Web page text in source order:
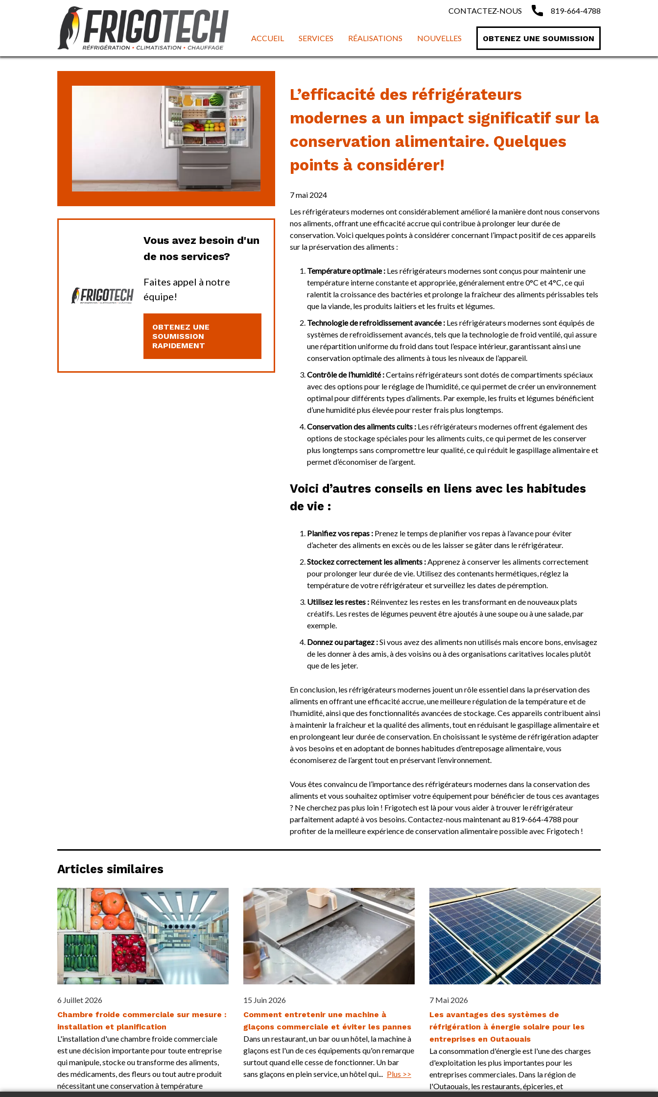
CONTACTEZ-NOUS 819-664-4788
ACCUEIL SERVICES RÉALISATIONS NOUVELLES OBTENEZ UNE SOUMISSION
Vous avez besoin d'un
de nos services?
Faites appel à notre
équipe!
OBTENEZ UNE
SOUMISSION
RAPIDEMENT
L’efficacité des réfrigérateurs
modernes a un impact significatif sur la
conservation alimentaire. Quelques
points à considérer!
7 mai 2024
Les réfrigérateurs modernes ont considérablement amélioré la manière dont nous conservons
nos aliments, offrant une efficacité accrue qui contribue à prolonger leur durée de
conservation. Voici quelques points à considérer concernant l’impact positif de ces appareils
sur la préservation des aliments :
Température optimale : Les réfrigérateurs modernes sont conçus pour maintenir une
température interne constante et appropriée, généralement entre 0°C et 4°C, ce qui
ralentit la croissance des bactéries et prolonge la fraîcheur des aliments périssables tels
que la viande, les produits laitiers et les fruits et légumes.
Technologie de refroidissement avancée : Les réfrigérateurs modernes sont équipés de
systèmes de refroidissement avancés, tels que la technologie de froid ventilé, qui assure
une répartition uniforme du froid dans tout l’espace intérieur, garantissant ainsi une
conservation optimale des aliments à tous les niveaux de l’appareil.
Contrôle de l’humidité :Certains réfrigérateurs sont dotés de compartiments spéciaux
avec des options pour le réglage de l’humidité, ce qui permet de créer un environnement
optimal pour différents types d’aliments. Par exemple, les fruits et légumes bénéficient
d’une humidité plus élevée pour rester frais plus longtemps.
Conservation des aliments cuits : Les réfrigérateurs modernes offrent également des
options de stockage spéciales pour les aliments cuits, ce qui permet de les conserver
plus longtemps sans compromettre leur qualité, ce qui réduit le gaspillage alimentaire et
permet d’économiser de l’argent.
Voici d’autres conseils en liens avec les habitudes
de vie :
Planifiez vos repas : Prenez le temps de planifier vos repas à l’avance pour éviter
d’acheter des aliments en excès ou de les laisser se gâter dans le réfrigérateur.
Stockez correctement les aliments :Apprenez à conserver les aliments correctement
pour prolonger leur durée de vie. Utilisez des contenants hermétiques, réglez la
température de votre réfrigérateur et surveillez les dates de péremption.
Utilisez les restes : Réinventez les restes en les transformant en de nouveaux plats
créatifs. Les restes de légumes peuvent être ajoutés à une soupe ou à une salade, par
exemple.
Donnez ou partagez :Si vous avez des aliments non utilisés mais encore bons, envisagez
de les donner à des amis, à des voisins ou à des organisations caritatives locales plutôt
que de les jeter.
En conclusion, les réfrigérateurs modernes jouent un rôle essentiel dans la préservation des
aliments en offrant une efficacité accrue, une meilleure régulation de la température et de
l’humidité, ainsi que des fonctionnalités avancées de stockage. Ces appareils contribuent ainsi
à maintenir la fraîcheur et la qualité des aliments, tout en réduisant le gaspillage alimentaire et
en prolongeant leur durée de conservation. En choisissant le système de réfrigération adapter
à vos besoins et en adoptant de bonnes habitudes d’entreposage alimentaire, vous
économiserez de l’argent tout en préservant l’environnement.
Vous êtes convaincu de l’importance des réfrigérateurs modernes dans la conservation des
aliments et vous souhaitez optimiser votre équipement pour bénéficier de tous ces avantages
? Ne cherchez pas plus loin ! Frigotech est là pour vous aider à trouver le réfrigérateur
parfaitement adapté à vos besoins. Contactez-nous maintenant au 819-664-4788 pour
profiter de la meilleure expérience de conservation alimentaire possible avec Frigotech !
Articles similaires
6 Juillet 2026
Chambre froide commerciale sur mesure :
installation et planification
L'installation d'une chambre froide commerciale
est une décision importante pour toute entreprise
qui manipule, stocke ou transforme des aliments,
des médicaments, des fleurs ou tout autre produit
nécessitant une conservation à température
15 Juin 2026
Comment entretenir une machine à
glaçons commerciale et éviter les pannes
Dans un restaurant, un bar ou un hôtel, la machine à
glaçons est l'un de ces équipements qu'on remarque
surtout quand elle cesse de fonctionner. Un bar
sans glaçons en plein service, un hôtel qui...
Plus >>
7 Mai 2026
Les avantages des systèmes de
réfrigération à énergie solaire pour les
entreprises en Outaouais
La consommation d'énergie est l'une des charges
d'exploitation les plus importantes pour les
entreprises commerciales. Dans la région de
l'Outaouais, les restaurants, épiceries, et